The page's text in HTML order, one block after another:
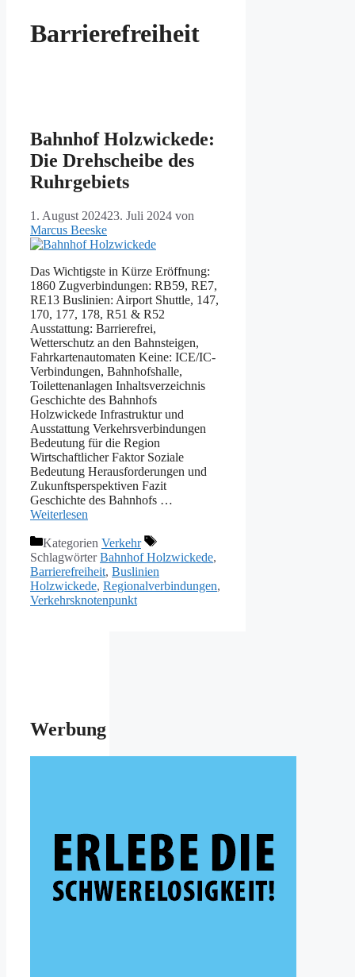
Barrierefreiheit
Bahnhof Holzwickede:
Die Drehscheibe des
Ruhrgebiets
1. August 202423. Juli 2024 von
Marcus Beeske
Das Wichtigste in Kürze Eröffnung:
1860 Zugverbindungen: RB59, RE7,
RE13 Buslinien: Airport Shuttle, 147,
170, 177, 178, R51 & R52
Ausstattung: Barrierefrei,
Wetterschutz an den Bahnsteigen,
Fahrkartenautomaten Keine: ICE/IC-
Verbindungen, Bahnhofshalle,
Toilettenanlagen Inhaltsverzeichnis
Geschichte des Bahnhofs
Holzwickede Infrastruktur und
Ausstattung Verkehrsverbindungen
Bedeutung für die Region
Wirtschaftlicher Faktor Soziale
Bedeutung Herausforderungen und
Zukunftsperspektiven Fazit
Geschichte des Bahnhofs …
Weiterlesen
Kategorien Verkehr
SchlagwörterBahnhof Holzwickede,
Barrierefreiheit, Buslinien
Holzwickede, Regionalverbindungen,
Verkehrsknotenpunkt
Werbung